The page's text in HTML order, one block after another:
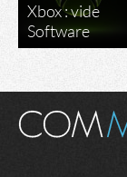
Xbox : vide
Software